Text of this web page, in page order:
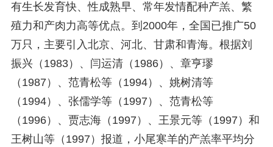
有生长发育快、性成熟早、常年发情配种产羔、繁
殖力和产肉力高等优点。到2000年，全国已推广50
万只，主要引入北京、河北、甘肃和青海。根据刘
振兴（1983）、闫运清（1986）、章亨璆
（1987）、范青松等（1994）、姚树清等
（1994）、张儒学等（1997）、范青松等
（1996）、贾志海（1997）、王景元等（1997）和
王树山等（1997）报道，小尾寒羊的产羔率平均分